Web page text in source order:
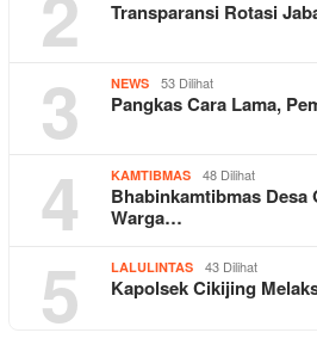
Transparansi Rotasi
3 NEWS 53 Dilihat
Pangkas Cara Lama,
4 KAMTIBMAS 48 Dilihat
Bhabinkamtibmas Desa
Warga…
5 LALULINTAS 43 Dilihat
Kapolsek Cikijing